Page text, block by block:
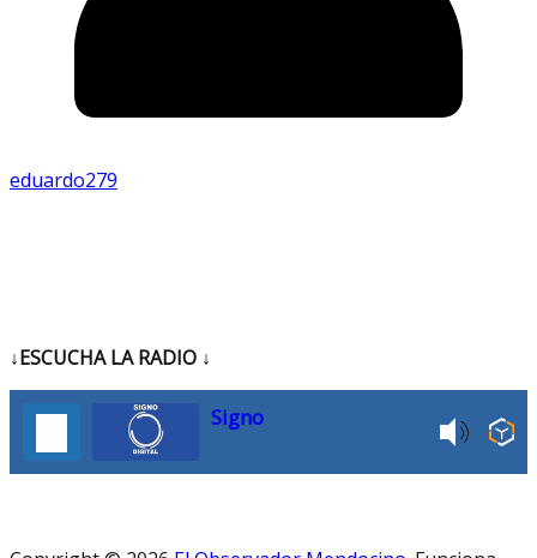
eduardo279
↓ESCUCHA LA RADIO ↓
Signo